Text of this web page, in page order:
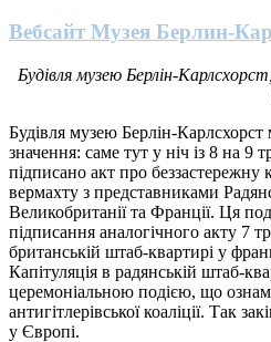
Вебсайт Музея Берлин-
Будівля музею Берлін-
Будівля музею Берлін-Карлсхорст
значення: саме тут у ніч із 8 на 9
підписано акт про беззастережну
вермахту з представниками
Великобританії та Франції. Ця
підписання аналогічного акту 7
британській штаб-квартирі у
Капітуляція в радянській штаб-
церемоніальною подією, що
антигітлерівської коаліції. Так
у Європі.